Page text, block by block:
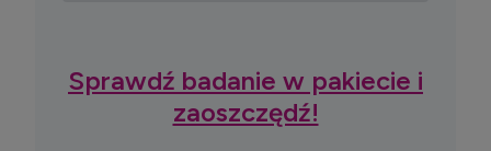
Sprawdź badanie w pakiecie i
zaoszczędź!